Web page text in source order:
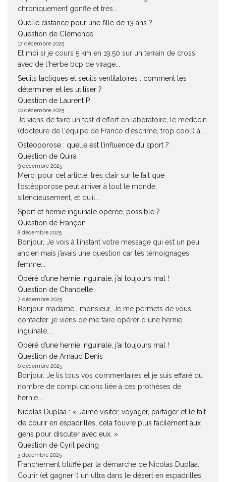
chroniquement gonflé et très...
Quelle distance pour une fille de 13 ans ?
Question de Clémence
17 décembre 2025
Et moi si je cours 5 km en 19.50 sur un terrain de cross
avec de l'herbe bcp de virage...
Seuils lactiques et seuils ventilatoires : comment les
déterminer et les utiliser ?
Question de Laurent P.
10 décembre 2025
Je viens de faire un test d'effort en laboratoire, le médecin
(docteure de l'équipe de France d'escrime, trop cool!) à...
Ostéoporose : quelle est l’influence du sport ?
Question de Quira
9 décembre 2025
Merci pour cet article, très clair sur le fait que
l’ostéoporose peut arriver à tout le monde,
silencieusement, et qu’il...
Sport et hernie inguinale opérée, possible ?
Question de Françon
8 décembre 2025
Bonjour, Je vois à l’instant votre message qui est un peu
ancien mais j’avais une question car les témoignages
femme...
Opéré d’une hernie inguinale, j’ai toujours mal !
Question de Chandelle
7 décembre 2025
Bonjour madame , monsieur, Je me permets de vous
contacter ,je viens de me faire opérer d une hernie
inguinale....
Opéré d’une hernie inguinale, j’ai toujours mal !
Question de Arnaud Denis
6 décembre 2025
Bonjour. Je lis tous vos commentaires et je suis effaré du
nombre de complications liée à ces prothèses de
hernie....
Nicolas Duplàa : « J’aime visiter, voyager, partager et le fait
de courir en espadrilles, cela t’ouvre plus facilement aux
gens pour discuter avec eux. »
Question de Cyril pacing
3 décembre 2025
Franchement bluffé par la démarche de Nicolas Duplàa.
Courir (et gagner !) un ultra dans le désert en espadrilles,